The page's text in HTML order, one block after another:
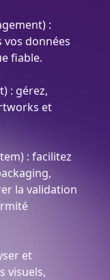
:
données
fiable.
: gérez,
et
: facilitez
la validation
et
visuels,